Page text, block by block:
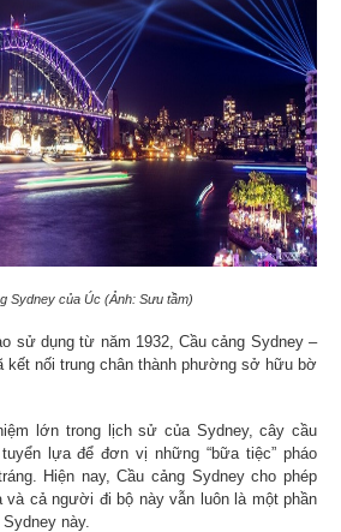
Sydney của Úc (Ảnh: Sưu tầm)
sử dụng từ năm 1932, Cầu cảng Sydney –
kết nối trung chân thành phường sở hữu bờ
lớn trong lịch sử của Sydney, cây cầu
lựa để đơn vị những “bữa tiệc” pháo
Hiện nay, Cầu cảng Sydney cho phép
và cả người đi bộ này vẫn luôn là một phần
này.